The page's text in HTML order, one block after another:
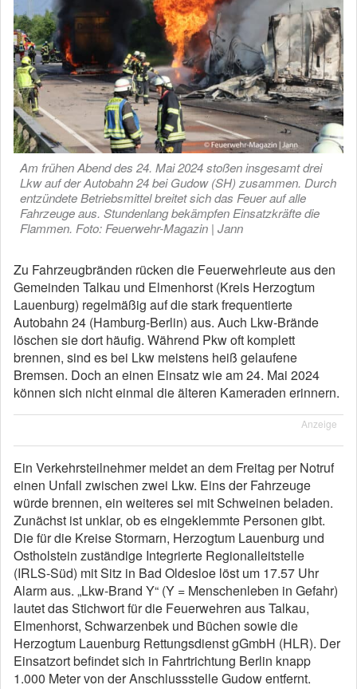
Am frühen Abend des 24. Mai 2024 stoßen insgesamt drei
Lkw auf der Autobahn 24 bei Gudow (SH) zusammen. Durch
entzündete Betriebsmittel breitet sich das Feuer auf alle
Fahrzeuge aus. Stundenlang bekämpfen Einsatzkräfte die
Flammen. Foto: Feuerwehr-Magazin | Jann
Zu Fahrzeugbränden rücken die Feuerwehrleute aus den
Gemeinden Talkau und Elmenhorst (Kreis Herzogtum
Lauenburg) regelmäßig auf die stark frequentierte
Autobahn 24 (Hamburg-Berlin) aus. Auch Lkw-Brände
löschen sie dort häufig. Während Pkw oft komplett
brennen, sind es bei Lkw meistens heiß gelaufene
Bremsen. Doch an einen Einsatz wie am 24. Mai 2024
können sich nicht einmal die älteren Kameraden erinnern.
Anzeige
Ein Verkehrsteilnehmer meldet an dem Freitag per Notruf
einen Unfall zwischen zwei Lkw. Eins der Fahrzeuge
würde brennen, ein weiteres sei mit Schweinen beladen.
Zunächst ist unklar, ob es eingeklemmte Personen gibt.
Die für die Kreise Stormarn, Herzogtum Lauenburg und
Ostholstein zuständige Integrierte Regionalleitstelle
(IRLS-Süd) mit Sitz in Bad Oldesloe löst um 17.57 Uhr
Alarm aus. „Lkw-Brand Y“ (Y = Menschenleben in Gefahr)
lautet das Stichwort für die Feuerwehren aus Talkau,
Elmenhorst, Schwarzenbek und Büchen sowie die
Herzogtum Lauenburg Rettungsdienst gGmbH (HLR). Der
Einsatzort befindet sich in Fahrtrichtung Berlin knapp
1.000 Meter von der Anschlussstelle Gudow entfernt.